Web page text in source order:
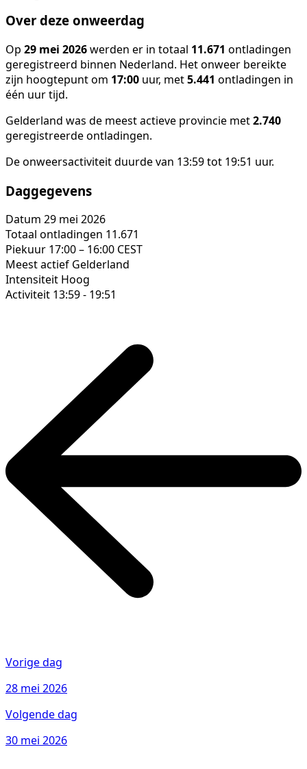
Over deze onweerdag
Op 29 mei 2026werden er in totaal 11.671 ontladingen
geregistreerd binnen Nederland. Het onweer bereikte
zijn hoogtepunt om 17:00 uur, met5.441 ontladingen in
één uur tijd.
Gelderland was de meest actieve provincie met2.740
geregistreerde ontladingen.
De onweersactiviteit duurde van 13:59 tot 19:51 uur.
Daggegevens
Datum 29 mei 2026
Totaal ontladingen 11.671
Piekuur 17:00 – 16:00 CEST
Meest actief Gelderland
Intensiteit Hoog
Activiteit 13:59 - 19:51
Vorige dag
28 mei 2026
Volgende dag
30 mei 2026